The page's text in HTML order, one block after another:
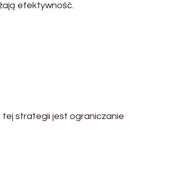
efektywność.
strategii jest ograniczanie